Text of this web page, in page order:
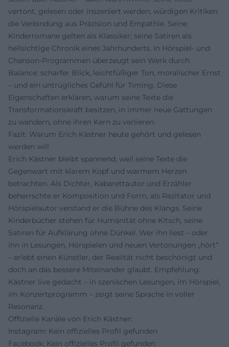
vertont, gelesen oder inszeniert werden, würdigen Kritiken
die Verbindung aus Präzision und Empathie. Seine
Kinderromane gelten als Klassiker; seine Satiren als
hellsichtige Chronik eines Jahrhunderts. In Hörspiel- und
Chanson-Programmen überzeugt sein Werk durch
Balance: scharfer Blick, leichtfüßiger Ton, moralischer Ernst
– und ein untrügliches Gefühl für Timing. Diese
Eigenschaften erklären, warum seine Texte die
Transformationskraft besitzen, in immer neue Gattungen
zu wandern, ohne ihren Kern zu verlieren.
Fazit: Warum Erich Kästner heute gehört und gelesen
werden will
Erich Kästner bleibt spannend, weil seine Texte die
Gegenwart mit klarem Kopf und warmem Herzen
betrachten. Als Dichter, Kabarettautor und Erzähler
beherrschte er Komposition und Form, als Rezitator und
Hörspielautor verstand er die Bühne des Klangs. Seine
Kinderbücher stehen für Humanität ohne Kitsch, seine
Satiren für Aufklärung ohne Dünkel. Wer ihn liest – oder
ihn in Lesungen, Hörspielen und neuen Vertonungen „hört“
– erlebt einen Künstler, der Realität nicht beschönigt und
doch an das bessere Miteinander glaubt. Empfehlung:
Kästner live gedacht – in szenischen Lesungen, im Hörspiel,
im Konzertprogramm – zeigt seine Sprache in voller
Resonanz.
Offizielle Kanäle von Erich Kästner:
Instagram: Kein offizielles Profil gefunden
Facebook: Kein offizielles Profil gefunden